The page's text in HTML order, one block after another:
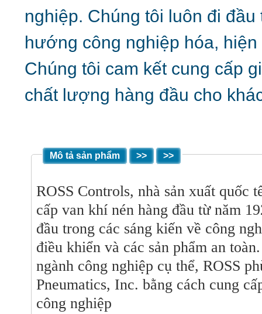
nghiệp. Chúng tôi luôn đi
hướng công nghiệp hóa,
Chúng tôi cam kết cung cấp
chất lượng hàng đầu cho
Mô tả sản phẩm >> >>
ROSS Controls, nhà sản xuất quốc
cấp van khí nén hàng đầu từ năm
đầu trong các sáng kiến ​​về công
điều khiển và các sản phẩm an
ngành công nghiệp cụ thể, ROSS
Pneumatics, Inc. bằng cách cung
công nghiệp